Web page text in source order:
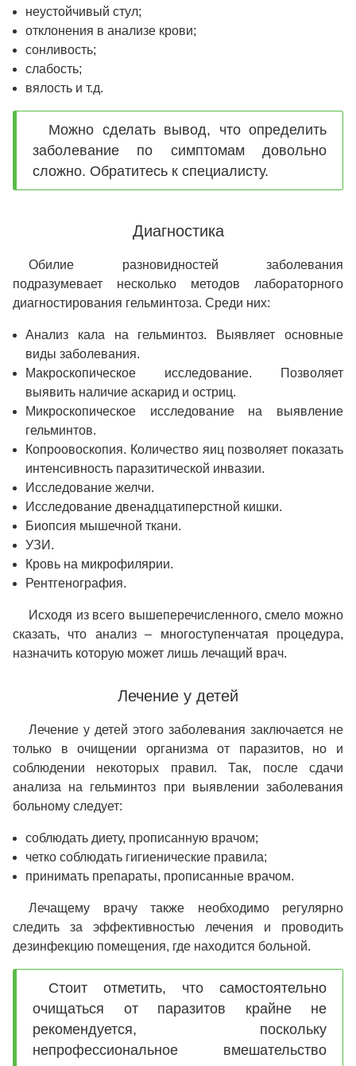
неустойчивый стул;
отклонения в анализе крови;
сонливость;
слабость;
вялость и т.д.
Можно сделать вывод, что определить
заболевание по симптомам довольно
сложно. Обратитесь к специалисту.
Диагностика
Обилие разновидностей заболевания
подразумевает несколько методов лабораторного
диагностирования гельминтоза. Среди них:
Анализ кала на гельминтоз. Выявляет основные
виды заболевания.
Макроскопическое исследование. Позволяет
выявить наличие аскарид и остриц.
Микроскопическое исследование на выявление
гельминтов.
Копроовоскопия. Количество яиц позволяет показать
интенсивность паразитической инвазии.
Исследование желчи.
Исследование двенадцатиперстной кишки.
Биопсия мышечной ткани.
УЗИ.
Кровь на микрофилярии.
Рентгенография.
Исходя из всего вышеперечисленного, смело можно
сказать, что анализ – многоступенчатая процедура,
назначить которую может лишь лечащий врач.
Лечение у детей
Лечение у детей этого заболевания заключается не
только в очищении организма от паразитов, но и
соблюдении некоторых правил. Так, после сдачи
анализа на гельминтоз при выявлении заболевания
больному следует:
соблюдать диету, прописанную врачом;
четко соблюдать гигиенические правила;
принимать препараты, прописанные врачом.
Лечащему врачу также необходимо регулярно
следить за эффективностью лечения и проводить
дезинфекцию помещения, где находится больной.
Стоит отметить, что самостоятельно
очищаться от паразитов крайне не
рекомендуется, поскольку
непрофессиональное вмешательство